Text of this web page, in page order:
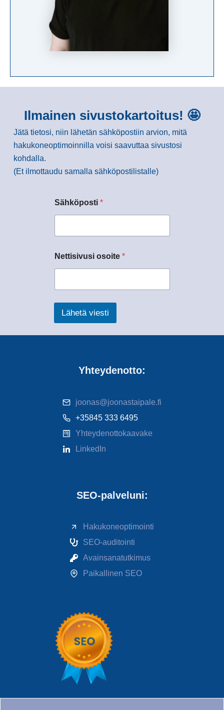
Ilmainen sivustokartoitus! 🤩
Jätä tietosi, niin lähetän sähköpostiin arvion, mitä
hakukoneoptimoinnilla voisi saavuttaa sivustosi
kohdalla.
(Et ilmottaudu samalla sähköpostilistalle)
Sähköposti *
Nettisivusi osoite *
Lähetä viesti
Yhteydenotto:
joonas@joonastaipale.fi
+35845 333 6495
Yhteydenottokaavake
LinkedIn
SEO-palveluni:
Hakukoneoptimointi
SEO-auditointi
Avainsanatutkimus
Paikallinen SEO